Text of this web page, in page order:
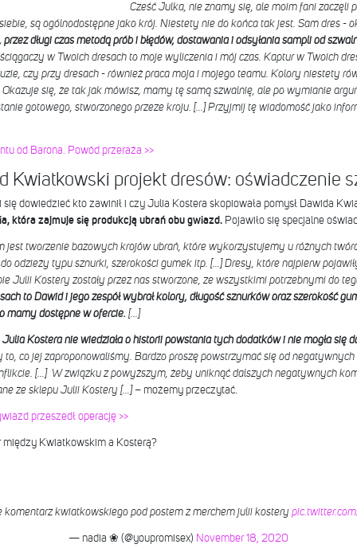
Cześć Julka, nie znamy się, ale moim fani zaczęli
są ogólnodostępne jako krój. Niestety nie do końca tak jest. Sam dres -
długi czas metodą prób i błędów, dostawania i odsyłania sampli od
w Twoich dresach to moje wyliczenia i mój czas. Kaptur w Twoich
czy przy dresach - również praca moja i mojego teamu. Kolory niestety
się, że tak jak mówisz, mamy tę samą szwalnię, ale po wymianie
gotowego, stworzonego przeze kroju. […] Przyjmij tę wiadomość jako
od Barona. Powód przeraża >>
Kwiatkowski projekt dresów: oświadczenie
się dowiedzieć kto zawinił i czy Julia Kostera skopiowała pomysł Dawida
która zajmuje się produkcją ubrań obu gwiazd. Pojawiło się specjalne
jest tworzenie bazowych krojów ubrań, które wykorzystujemy u różnych
odzieży typu sznurki, szerokości gumek itp. […] Dresy, które najpierw
Julii Kostery zostały przez nas stworzone, ze wszystkimi potrzebnymi do
to Dawid i jego zespół wybrał kolory, długość sznurków oraz szerokość
mamy dostępne w ofercie. […]
Kostera nie wiedziała o historii powstania tych dodatków i nie mogła się
to, co jej zaproponowaliśmy. Bardzo proszę powstrzymać się od
[…] W związku z powyższym, żeby uniknąć dalszych negatywnych
ze sklepu Julii Kostery […]– możemy przeczytać.
przeszedł operację >>
między Kwiatkowskim a Kosterą?
komentarz kwiatkowskiego pod postem z merchem julii kostery
— nadia ❀ (@youpromisex) November 18, 2020